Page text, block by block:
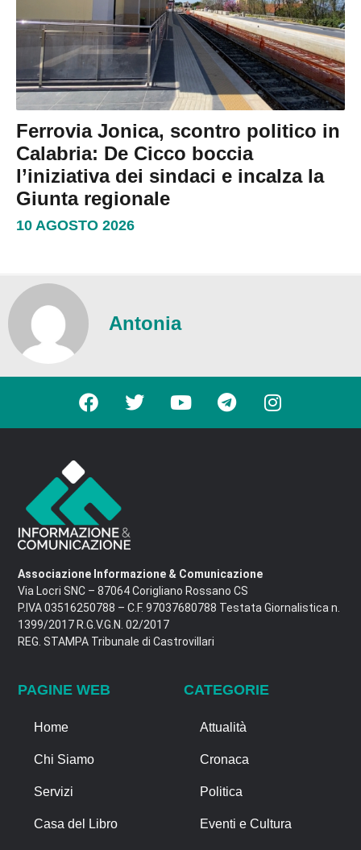
Ferrovia Jonica, scontro politico in
Calabria: De Cicco boccia
l’iniziativa dei sindaci e incalza la
Giunta regionale
10 AGOSTO 2026
Antonia
Associazione Informazione & Comunicazione
Via Locri SNC – 87064 Corigliano Rossano CS
P.IVA 03516250788 – C.F. 97037680788 Testata Giornalistica n.
1399/2017 R.G.V.G.N. 02/2017
REG. STAMPA Tribunale di Castrovillari
PAGINE WEB
Home
Chi Siamo
Servizi
Casa del Libro
CATEGORIE
Attualità
Cronaca
Politica
Eventi e Cultura